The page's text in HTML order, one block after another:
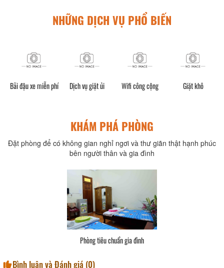
NHỮNG DỊCH VỤ PHỔ BIẾN
Bãi đậu xe miễn phí Dịch vụ giặt ủi Wifi công cộng Giặt khô
KHÁM PHÁ PHÒNG
Đặt phòng để có không gian nghỉ ngơi và thư giãn thật hạnh phúc
bên người thân và gia đình
Phòng tiêu chuẩn gia đình
Bình luận và Đánh giá (0)